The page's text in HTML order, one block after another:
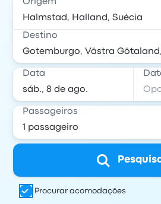
Origem
Destino
Data
Passageiros
Procurar acomodações